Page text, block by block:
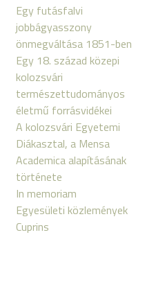
Egy futásfalvi
jobbágyasszony
önmegváltása 1851-ben
Egy 18. század közepi
kolozsvári
természettudományos
életmű forrásvidékei
A kolozsvári Egyetemi
Diákasztal, a Mensa
Academica alapításának
története
In memoriam
Egyesületi közlemények
Cuprins